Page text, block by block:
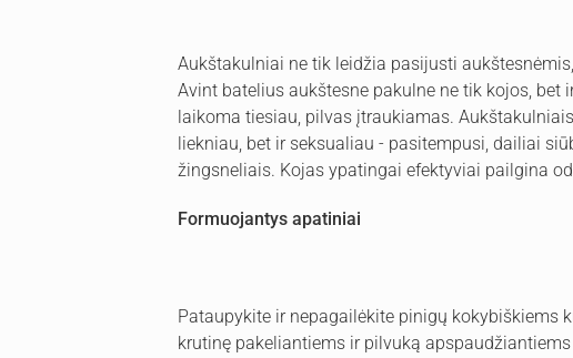
Aukštakulniai ne tik leidžia pasijusti
Avint batelius aukštesne pakulne ne tik kojos, bet
laikoma tiesiau, pilvas įtraukiamas.
liekniau, bet ir seksualiau - pasitempusi, dailiai
žingsneliais. Kojas ypatingai efektyviai pailgina
Formuojantys apatiniai
Pataupykite ir nepagailėkite pinigų kokybiškiems
krutinę pakeliantiems ir pilvuką